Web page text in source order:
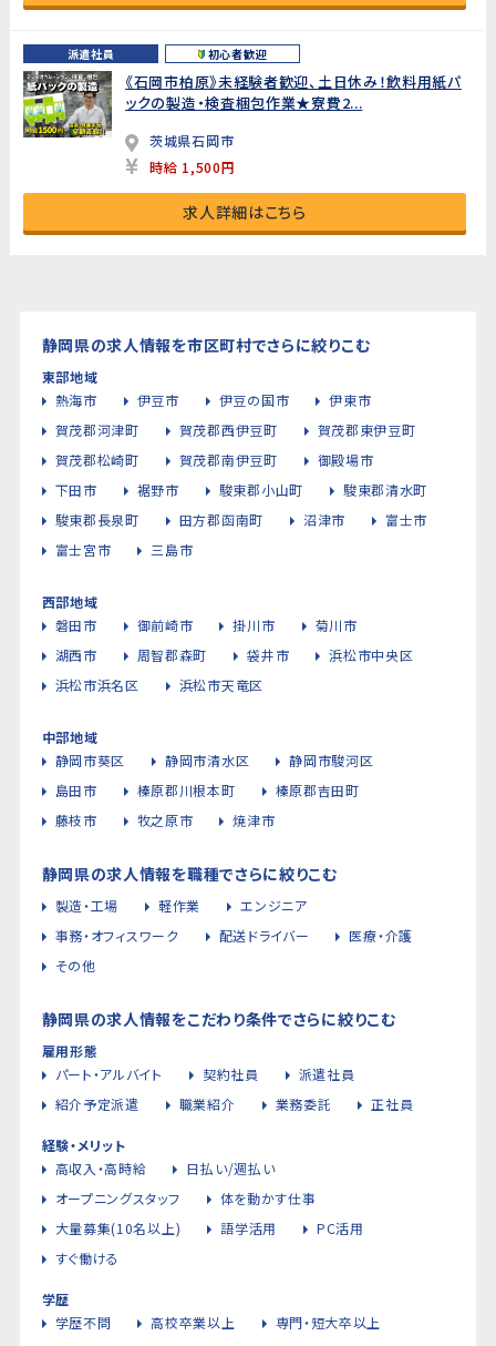
派遣社員 初心者歓迎
《石岡市柏原》未経験者歓迎、土日休み！飲料用紙パ
ックの製造・検査梱包作業★寮費2...
茨城県石岡市
時給 1,500円
求人詳細はこちら
静岡県の求人情報を市区町村でさらに絞りこむ
東部地域
熱海市
伊豆市 伊豆の国市
伊東市
賀茂郡河津町
賀茂郡西伊豆町
賀茂郡東伊豆町
賀茂郡松崎町
賀茂郡南伊豆町
御殿場市
下田市
裾野市 駿東郡小山町
駿東郡清水町
駿東郡長泉町
田方郡函南町 沼津市
富士市
富士宮市
三島市
西部地域
磐田市
御前崎市 掛川市
菊川市
湖西市
周智郡森町 袋井市
浜松市中央区
浜松市浜名区
浜松市天竜区
中部地域
静岡市葵区
静岡市清水区
静岡市駿河区
島田市
榛原郡川根本町
榛原郡吉田町
藤枝市
牧之原市 焼津市
静岡県の求人情報を職種でさらに絞りこむ
製造・工場 軽作業
エンジニア
事務・オフィスワーク
配送ドライバー
医療・介護
その他
静岡県の求人情報をこだわり条件でさらに絞りこむ
雇用形態
パート・アルバイト
契約社員
派遣社員
紹介予定派遣
職業紹介 業務委託 正社員
経験・メリット
高収入・高時給
日払い/週払い
オープニングスタッフ
体を動かす仕事
大量募集(10名以上)
語学活用
PC活用
すぐ働ける
学歴
学歴不問
高校卒業以上
専門・短大卒以上